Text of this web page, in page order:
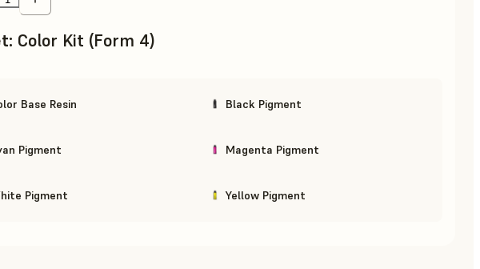
: Color Kit (Form 4)
Base Resin Black Pigment
Pigment Magenta Pigment
Pigment Yellow Pigment